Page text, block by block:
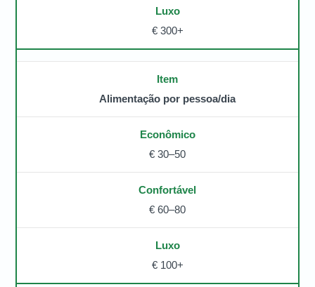
€ 300+
Alimentação por pessoa/dia
€ 30–50
€ 60–80
€ 100+